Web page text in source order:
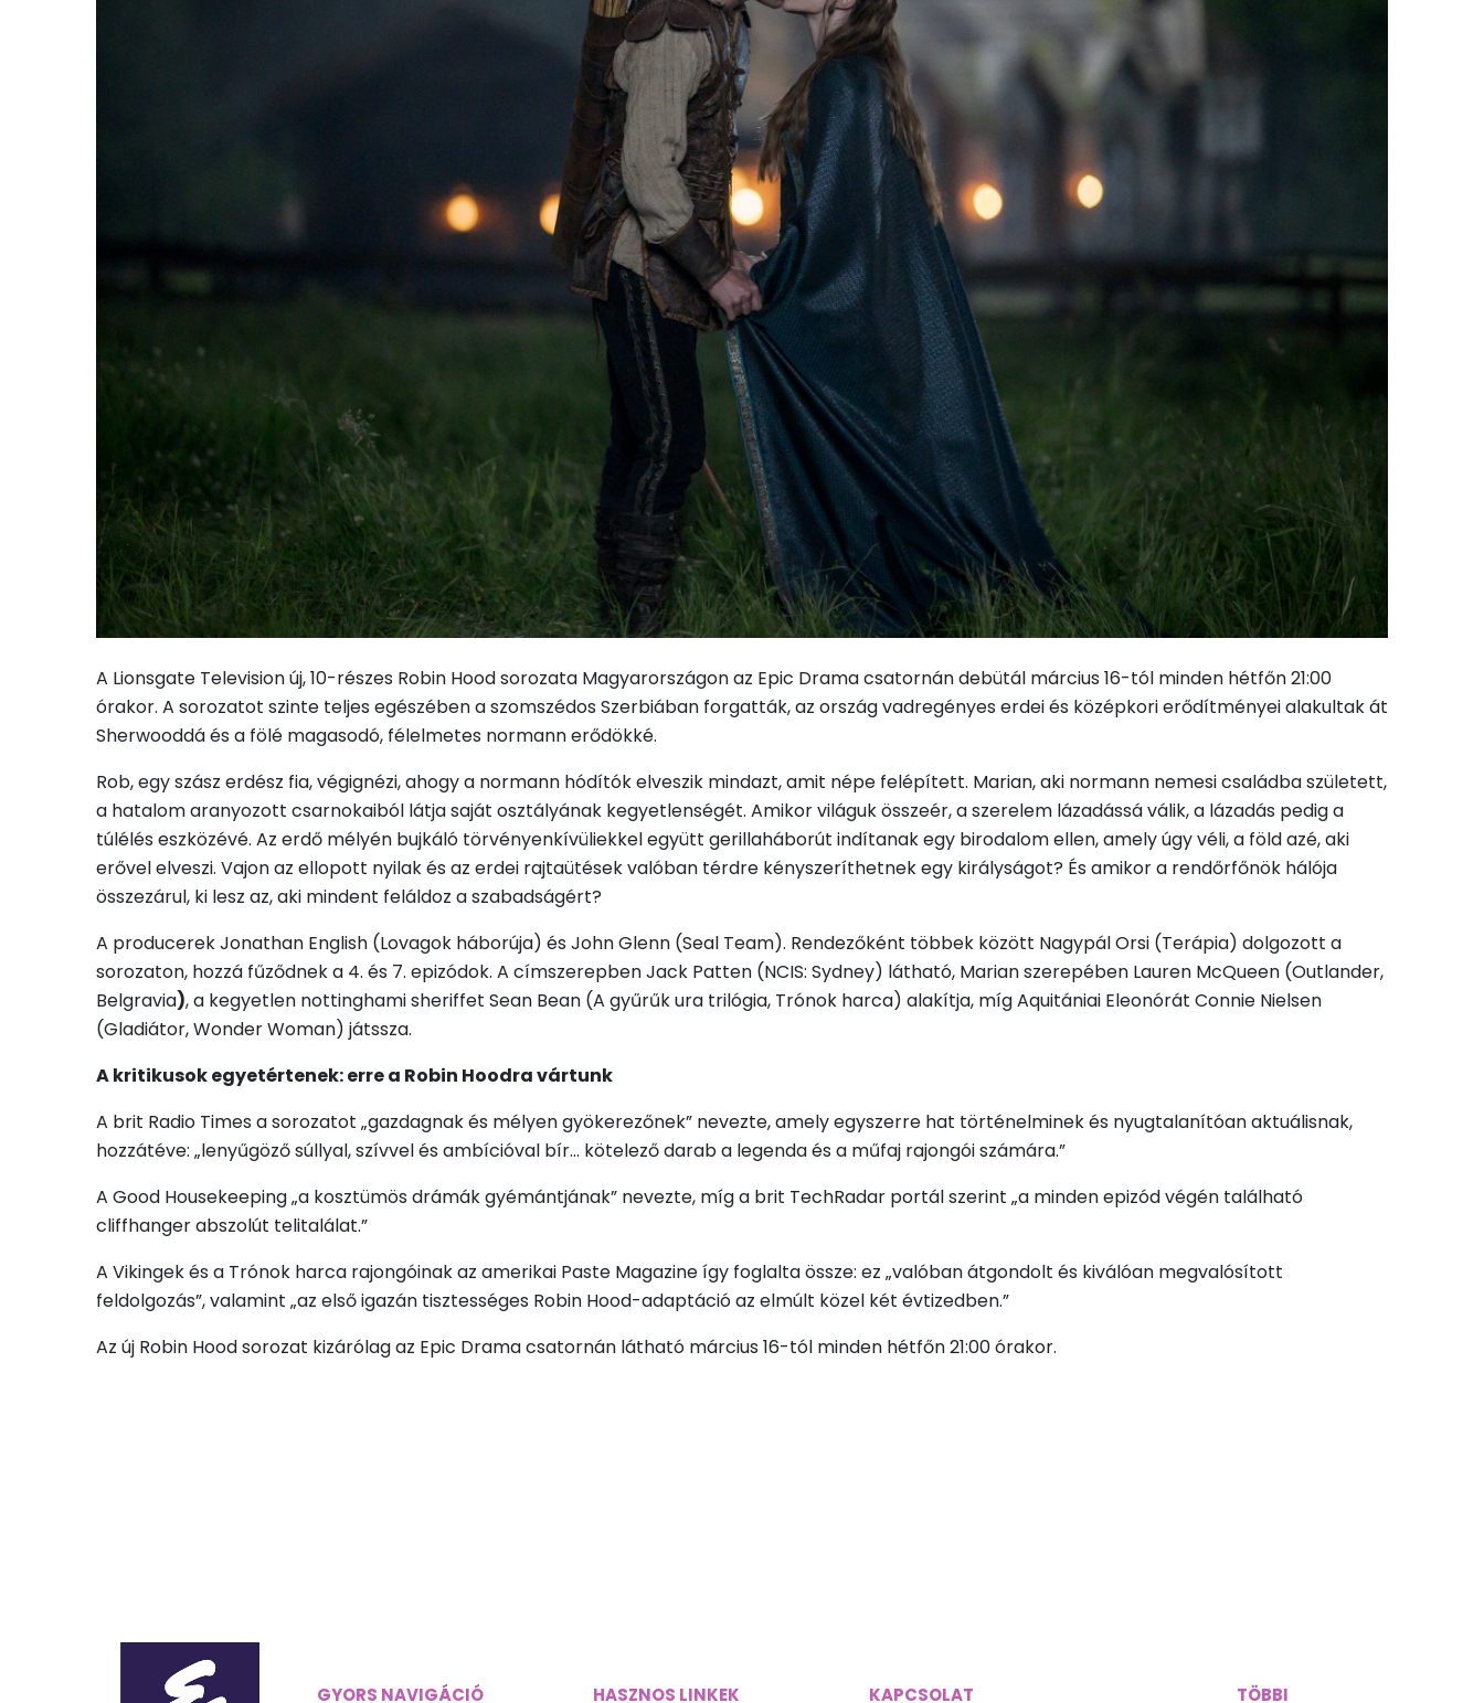
A Lionsgate Television új, 10-részes Robin Hood sorozata Magyarországon az Epic Drama csatornán debütál március 16-tól minden hétfőn 21:00
órakor. A sorozatot szinte teljes egészében a szomszédos Szerbiában forgatták, az ország vadregényes erdei és középkori erődítményei alakultak át
Sherwooddá és a fölé magasodó, félelmetes normann erődökké.
Rob, egy szász erdész fia, végignézi, ahogy a normann hódítók elveszik mindazt, amit népe felépített. Marian, aki normann nemesi családba született,
a hatalom aranyozott csarnokaiból látja saját osztályának kegyetlenségét. Amikor világuk összeér, a szerelem lázadássá válik, a lázadás pedig a
túlélés eszközévé. Az erdő mélyén bujkáló törvényenkívüliekkel együtt gerillaháborút indítanak egy birodalom ellen, amely úgy véli, a föld azé, aki
erővel elveszi. Vajon az ellopott nyilak és az erdei rajtaütések valóban térdre kényszeríthetnek egy királyságot? És amikor a rendőrfőnök hálója
összezárul, ki lesz az, aki mindent feláldoz a szabadságért?
A producerek Jonathan English (Lovagok háborúja) és John Glenn (Seal Team). Rendezőként többek között Nagypál Orsi (Terápia) dolgozott a
sorozaton, hozzá fűződnek a 4. és 7. epizódok. A címszerepben Jack Patten (NCIS: Sydney) látható, Marian szerepében Lauren McQueen (Outlander,
Belgravia), a kegyetlen nottinghami sheriffet Sean Bean (A gyűrűk ura trilógia, Trónok harca) alakítja, míg Aquitániai Eleonórát Connie Nielsen
(Gladiátor, Wonder Woman) játssza.
A kritikusok egyetértenek: erre a Robin Hoodra vártunk
A brit Radio Times a sorozatot „gazdagnak és mélyen gyökerezőnek” nevezte, amely egyszerre hat történelminek és nyugtalanítóan aktuálisnak,
hozzátéve: „lenyűgöző súllyal, szívvel és ambícióval bír… kötelező darab a legenda és a műfaj rajongói számára.”
A Good Housekeeping „a kosztümös drámák gyémántjának” nevezte, míg a brit TechRadar portál szerint „a minden epizód végén található
cliffhanger abszolút telitalálat.”
A Vikingek és a Trónok harca rajongóinak az amerikai Paste Magazine így foglalta össze: ez „valóban átgondolt és kiválóan megvalósított
feldolgozás”, valamint „az első igazán tisztességes Robin Hood-adaptáció az elmúlt közel két évtizedben.”
Az új Robin Hood sorozat kizárólag az Epic Drama csatornán látható március 16-tól minden hétfőn 21:00 órakor.
GYORS NAVIGÁCIÓ HASZNOS LINKEK KAPCSOLAT TÖBBI